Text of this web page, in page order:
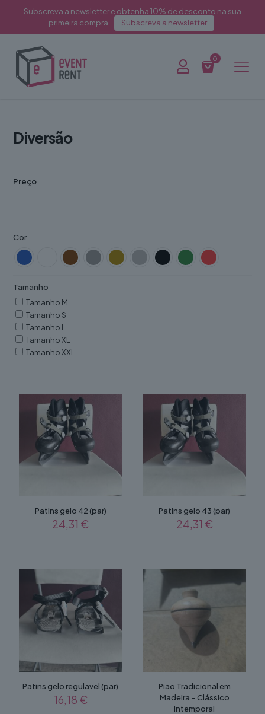
Subscreva a newsletter e obtenha 10% de desconto na sua
primeira compra.
Subscreva a newsletter
0
Diversão
Preço
Cor
Tamanho
Tamanho M
Tamanho S
Tamanho L
Tamanho XL
Tamanho XXL
Patins gelo 42 (par)
24,31 €
Patins gelo 43 (par)
24,31 €
Patins gelo regulavel (par)
16,18 €
Pião Tradicional em
Madeira – Clássico
Intemporal